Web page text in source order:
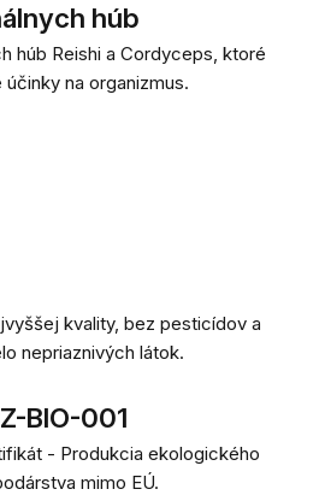
húb
húb Reishi a Cordyceps, ktoré
účinky na organizmus.
kvality, bez pesticídov a
nepriaznivých látok.
BIO-001
- Produkcia ekologického
mimo EÚ.